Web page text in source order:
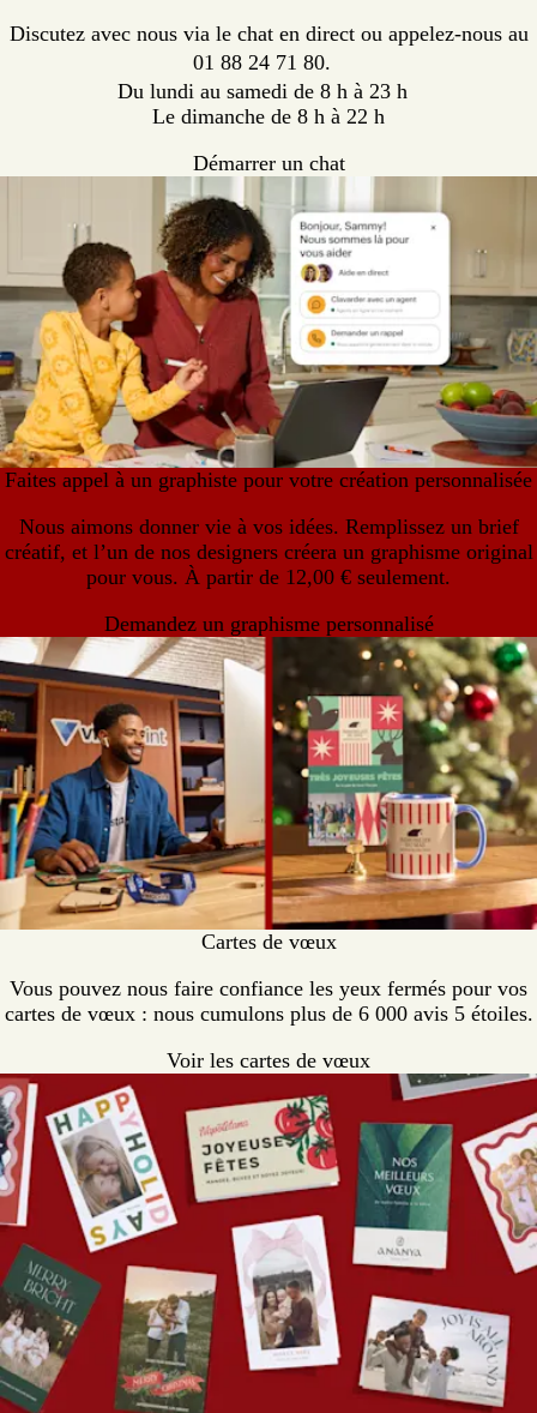
Discutez avec nous via le chat en direct ou appelez-nous au
01 88 24 71 80.
Du lundi au samedi de 8 h à 23 h
Le dimanche de 8 h à 22 h
Démarrer un chat
Faites appel à un graphiste pour votre création personnalisée
Nous aimons donner vie à vos idées. Remplissez un brief
créatif, et l’un de nos designers créera un graphisme original
pour vous. À partir de 12,00 € seulement.
Demandez un graphisme personnalisé
Cartes de vœux
Vous pouvez nous faire confiance les yeux fermés pour vos
cartes de vœux : nous cumulons plus de 6 000 avis 5 étoiles.
Voir les cartes de vœux